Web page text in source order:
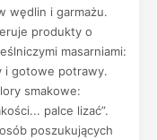
wędlin i garmażu.
produkty o
masarniami:
i gotowe potrawy.
smakowe:
palce lizać”.
poszukujących